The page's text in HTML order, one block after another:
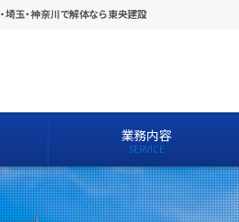
埼玉・神奈川で解体なら東央建設
業務内容